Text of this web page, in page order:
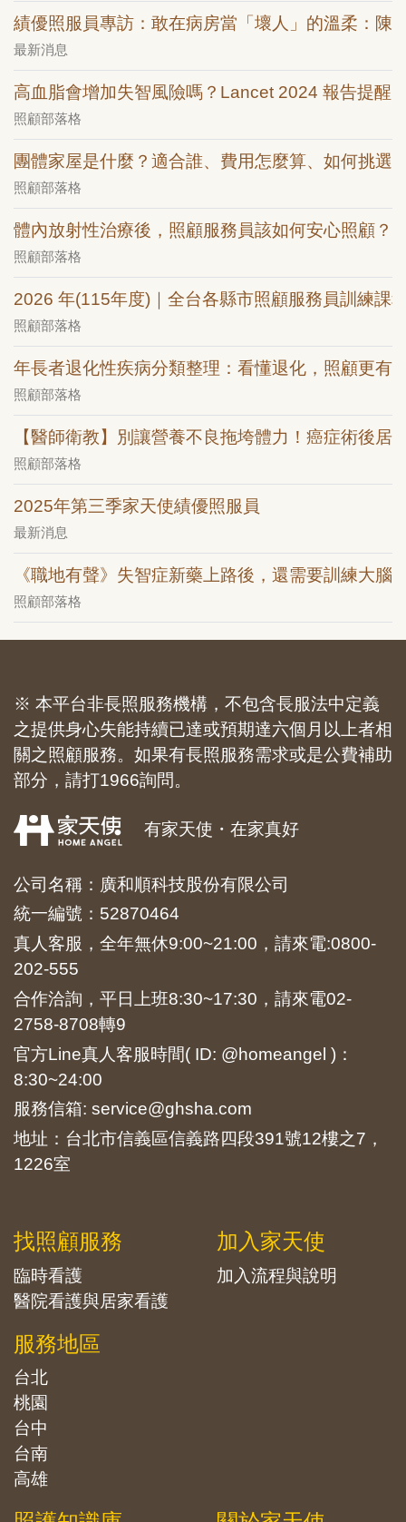
績優照服員專訪：敢在病房當「壞人」的溫柔：陳
最新消息
高血脂會增加失智風險嗎？Lancet 2024 報告提醒
照顧部落格
團體家屋是什麼？適合誰、費用怎麼算、如何挑選
照顧部落格
體內放射性治療後，照顧服務員該如何安心照顧？
照顧部落格
2026 年(115年度)｜全台各縣市照顧服務員訓練課
照顧部落格
年長者退化性疾病分類整理：看懂退化，照顧更有
照顧部落格
【醫師衛教】別讓營養不良拖垮體力！癌症術後居
照顧部落格
2025年第三季家天使績優照服員
最新消息
《職地有聲》失智症新藥上路後，還需要訓練大
照顧部落格
※ 本平台非長照服務機構，不包含長服法中定義
之提供身心失能持續已達或預期達六個月以上者相
關之照顧服務。如果有長照服務需求或是公費補助
部分，請打1966詢問。
有家天使・在家真好
公司名稱：廣和順科技股份有限公司
統一編號：52870464
真人客服，全年無休9:00~21:00，請來電:0800-
202-555
合作洽詢，平日上班8:30~17:30，請來電02-
2758-8708轉9
官方Line真人客服時間( ID: @homeangel )：
8:30~24:00
服務信箱: service@ghsha.com
地址：台北市信義區信義路四段391號12樓之7，
1226室
找照顧服務
臨時看護
醫院看護與居家看護
服務地區
台北
桃園
台中
台南
高雄
加入家天使
加入流程與說明